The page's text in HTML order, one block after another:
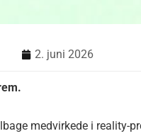
2. juni 2026
medvirkede i reality-